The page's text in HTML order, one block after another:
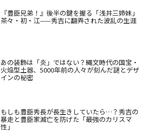
『豊臣兄弟！』後半の鍵を握る「浅井三姉妹」
茶々・初・江——秀吉に翻弄された波乱の生涯
あの装飾は「炎」ではない？縄文時代の国宝・
火焔型土器、5000年前の人々が刻んだ謎とデザ
インの秘密
もしも豊臣秀長が長生きしていたら…？秀吉の
暴走と豊臣家滅亡を防げた「最強のカリスマ
性」